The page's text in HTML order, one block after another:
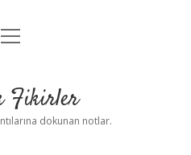
Uyarı
menüyü
Fikirler
dokunan notlar.